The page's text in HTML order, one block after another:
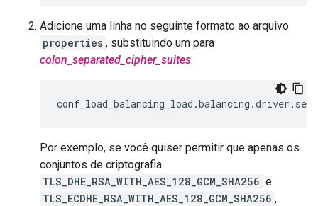
Adicione uma linha no seguinte formato ao arquivo
properties , substituindo um para
colon_separated_cipher_suites:
conf_load_balancing_load .balancing .driver .
Por exemplo, se você quiser permitir que apenas os
conjuntos de criptografia
TLS_DHE_RSA_WITH_AES_128_GCM_SHA256 e
TLS_ECDHE_RSA_WITH_AES_128_GCM_SHA256 ,